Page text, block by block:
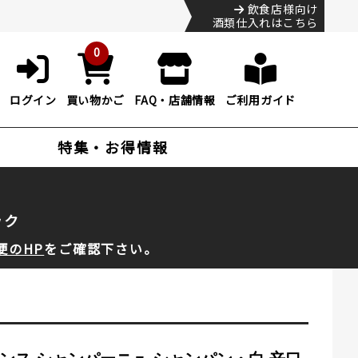
飲食店様向け
酒類仕入れはこちら
ログイン
0
買い物かご FAQ・店舗情報 ご利用ガイド
特集・お得情報
のHPをご確認下さい。